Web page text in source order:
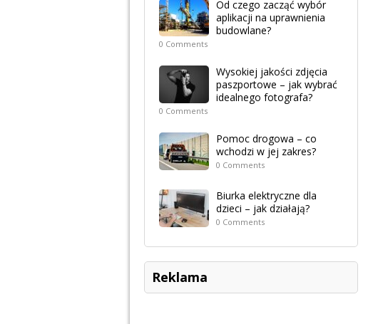
Od czego zacząć wybór
aplikacji na uprawnienia
budowlane?
0 Comments
Wysokiej jakości zdjęcia
paszportowe – jak wybrać
idealnego fotografa?
0 Comments
Pomoc drogowa – co
wchodzi w jej zakres?
0 Comments
Biurka elektryczne dla
dzieci – jak działają?
0 Comments
Reklama